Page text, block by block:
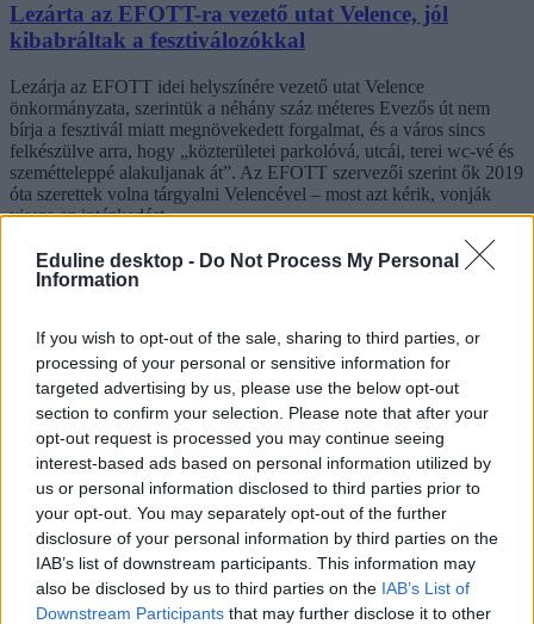
Eduline desktop - Do Not Process My Personal
Information
If you wish to opt-out of the sale, sharing to third parties, or
processing of your personal or sensitive information for
targeted advertising by us, please use the below opt-out
section to confirm your selection. Please note that after your
opt-out request is processed you may continue seeing
interest-based ads based on personal information utilized by
us or personal information disclosed to third parties prior to
your opt-out. You may separately opt-out of the further
disclosure of your personal information by third parties on the
IAB’s list of downstream participants. This information may
also be disclosed by us to third parties on the IAB’s List of
Downstream Participants that may further disclose it to other
Lezárta az EFOTT-ra vezető utat Velence, jól
kibabráltak a fesztiválozókkal
Lezárja az EFOTT idei helyszínére vezető utat Velence
önkormányzata, szerintük a néhány száz méteres Evezős út nem
bírja a fesztivál miatt megnövekedett forgalmat, és a város sincs
felkészülve arra, hogy „közterületei parkolóvá, utcái, terei wc-vé és
szemétteleppé alakuljanak át”. Az EFOTT szervezői szerint ők 2019
óta szerettek volna tárgyalni Velencével – most azt kérik, vonják
vissza az intézkedést.
Campus life
Eduline